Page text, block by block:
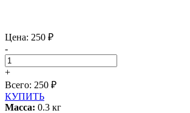
Цена: 250 ₽
-
+
Всего: 250 ₽
КУПИТЬ
Масса: 0.3 кг